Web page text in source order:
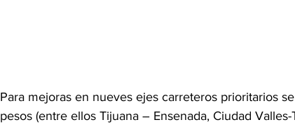
Para mejoras en nueves ejes carreteros prioritarios
pesos (entre ellos Tijuana – Ensenada, Ciudad